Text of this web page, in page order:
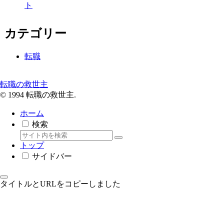
ト
カテゴリー
転職
転職の救世主
© 1994 転職の救世主.
ホーム
検索
トップ
サイドバー
タイトルとURLをコピーしました